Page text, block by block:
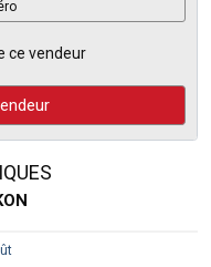
ce vendeur